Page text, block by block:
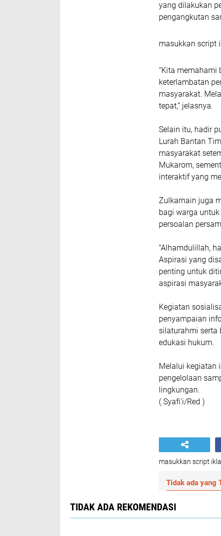
yang dilakukan
pengangkutan
masukkan script
“Kita memahami
keterlambatan
masyarakat.
tepat,” jelasnya.
Selain itu, hadir
Lurah Bantan
masyarakat
Mukarom,
interaktif yang
Zulkarnain juga
bagi warga
persoalan
“Alhamdulillah,
Aspirasi yang
penting untuk
aspirasi
Kegiatan
penyampaian
silaturahmi serta
edukasi hukum.
Melalui kegiatan
pengelolaan
lingkungan.
( Syafi’i/Red )
masukkan script
Tidak ada yang
TIDAK ADA REKOMENDASI